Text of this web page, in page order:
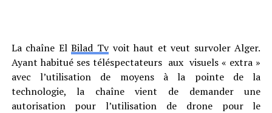
La chaîne ElBilad Tvvoit haut et veut survoler Alger.
Ayant habitué ses téléspectateurs aux visuels « extra »
avec l’utilisation de moyens à la pointe de la
technologie, la chaîne vient de demander une
autorisation pour l’utilisation de drone pour le